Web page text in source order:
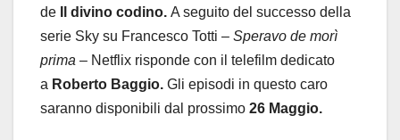
de
Il divino codino. A seguito del successo della
serie Sky su Francesco Totti – Speravo de morì
prima – Netflix risponde con il telefilm dedicato
a Roberto Baggio. Gli episodi in questo caro
saranno disponibili dal prossimo 26 Maggio.